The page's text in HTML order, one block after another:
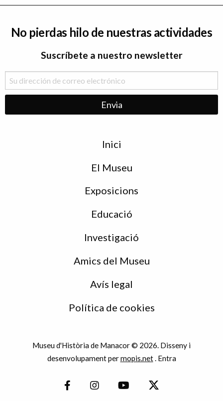
No pierdas hilo de nuestras actividades
Suscríbete a nuestro newsletter
Inici
El Museu
Exposicions
Educació
Investigació
Amics del Museu
Avís legal
Política de cookies
Museu d'Història de Manacor © 2026. Disseny i
desenvolupament permopis.net. Entra